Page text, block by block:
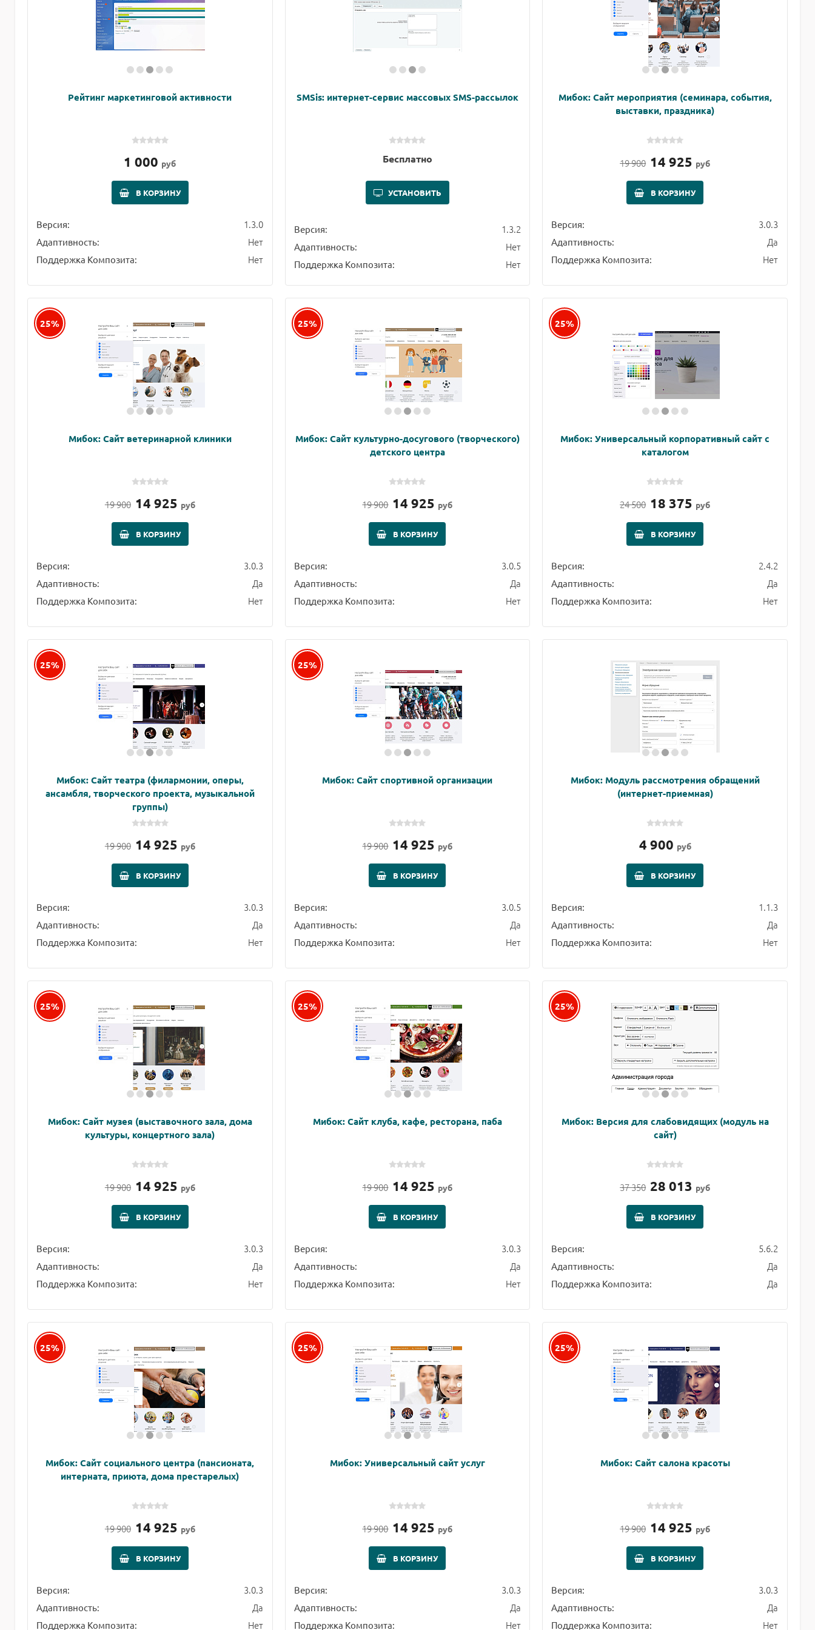
Рейтинг маркетинговой активности
1 000 руб
В КОРЗИНУ
Версия: 1.3.0
Адаптивность: Нет
Поддержка Композита: Нет
SMSis: интернет-сервис массовых SMS-рассылок
Бесплатно
УСТАНОВИТЬ
Версия: 1.3.2
Адаптивность: Нет
Поддержка Композита: Нет
Мибок: Сайт мероприятия (семинара, события,
выставки, праздника)
19 900 14 925 руб
В КОРЗИНУ
Версия: 3.0.3
Адаптивность: Да
Поддержка Композита: Нет
25%
Мибок: Сайт ветеринарной клиники
19 900 14 925 руб
В КОРЗИНУ
Версия: 3.0.3
Адаптивность: Да
Поддержка Композита: Нет
25%
Мибок: Сайт культурно-досугового (творческого)
детского центра
19 900 14 925 руб
В КОРЗИНУ
Версия: 3.0.5
Адаптивность: Да
Поддержка Композита: Нет
25%
Мибок: Универсальный корпоративный сайт с
каталогом
24 500 18 375 руб
В КОРЗИНУ
Версия: 2.4.2
Адаптивность: Да
Поддержка Композита: Нет
25%
Мибок: Сайт театра (филармонии, оперы,
ансамбля, творческого проекта, музыкальной
группы)
19 900 14 925 руб
В КОРЗИНУ
Версия: 3.0.3
Адаптивность: Да
Поддержка Композита: Нет
25%
Мибок: Сайт спортивной организации
19 900 14 925 руб
В КОРЗИНУ
Версия: 3.0.5
Адаптивность: Да
Поддержка Композита: Нет
Мибок: Модуль рассмотрения обращений
(интернет-приемная)
4 900 руб
В КОРЗИНУ
Версия: 1.1.3
Адаптивность: Да
Поддержка Композита: Нет
25%
Мибок: Сайт музея (выставочного зала, дома
культуры, концертного зала)
19 900 14 925 руб
В КОРЗИНУ
Версия: 3.0.3
Адаптивность: Да
Поддержка Композита: Нет
25%
Мибок: Сайт клуба, кафе, ресторана, паба
19 900 14 925 руб
В КОРЗИНУ
Версия: 3.0.3
Адаптивность: Да
Поддержка Композита: Нет
25%
Мибок: Версия для слабовидящих (модуль на
сайт)
37 350 28 013 руб
В КОРЗИНУ
Версия: 5.6.2
Адаптивность: Да
Поддержка Композита: Да
25%
Мибок: Сайт социального центра (пансионата,
интерната, приюта, дома престарелых)
19 900 14 925 руб
В КОРЗИНУ
Версия: 3.0.3
Адаптивность: Да
Поддержка Композита: Нет
25%
Мибок: Универсальный сайт услуг
19 900 14 925 руб
В КОРЗИНУ
Версия: 3.0.3
Адаптивность: Да
Поддержка Композита: Нет
25%
Мибок: Сайт салона красоты
19 900 14 925 руб
В КОРЗИНУ
Версия: 3.0.3
Адаптивность: Да
Поддержка Композита: Нет